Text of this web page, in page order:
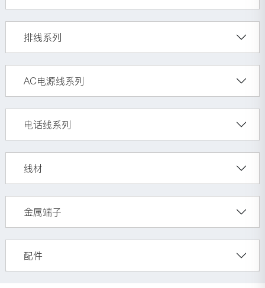
排线系列
AC电源线系列
电话线系列
线材
金属端子
配件